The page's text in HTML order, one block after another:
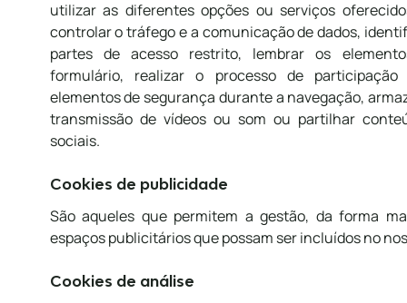
utilizar as diferentes opções ou serviços
controlar o tráfego e a comunicação de dados,
partes de acesso restrito, lembrar os
formulário, realizar o processo de
elementos de segurança durante a navegação,
transmissão de vídeos ou som ou partilhar
sociais.
Cookies de publicidade
São aqueles que permitem a gestão, da forma
espaços publicitários que possam ser incluídos no
Cookies de análise